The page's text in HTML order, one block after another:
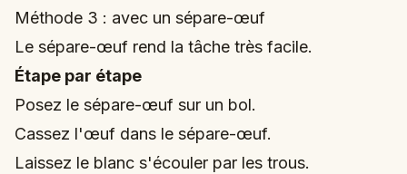
Méthode 3 : avec un sépare-œuf
Le sépare-œuf rend la tâche très facile.
Étape par étape
Posez le sépare-œuf sur un bol.
Cassez l'œuf dans le sépare-œuf.
Laissez le blanc s'écouler par les trous.